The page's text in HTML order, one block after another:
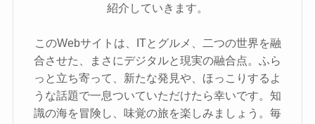
紹介していきます。
このWebサイトは、ITとグルメ、二つの世界を融
合させた、まさにデジタルと現実の融合点。ふら
っと立ち寄って、新たな発見や、ほっこりするよ
うな話題で一息ついていただけたら幸いです。知
識の海を冒険し、味覚の旅を楽しみましょう。毎